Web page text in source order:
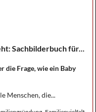
Sachbilderbuch für...
die Frage, wie ein Baby
Menschen, die...